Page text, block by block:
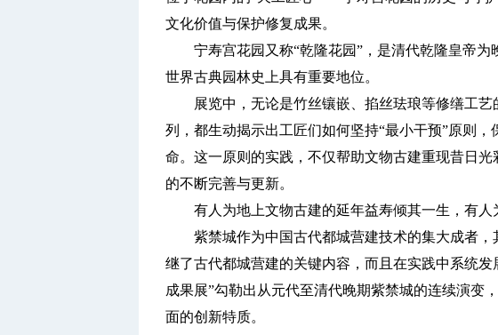
文化价值与保护修复成果。
宁寿宫花园又称“乾隆花园”，是清代乾隆皇帝为
世界古典园林史上具有重要地位。
展览中，无论是竹丝镶嵌、掐丝珐琅等修缮工艺
列，都生动揭示出工匠们如何坚持“最小干预”原则
命。这一原则的实践，不仅帮助文物古建重现昔日
的不断完善与更新。
有人为地上文物古建的延年益寿倾其一生，有人
紫禁城作为中国古代都城营建技术的集大成者，
继了古代都城营建的关键内容，而且在实践中系统
成果展”勾勒出从元代至清代晚期紫禁城的连续演变
面的创新特质。